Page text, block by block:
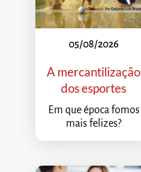
05/08/2026
A mercantilização
dos esportes
Em que época fomos
mais felizes?